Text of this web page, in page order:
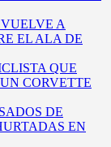
A
EL ALA DE
QUE
CORVETTE
DE
EN